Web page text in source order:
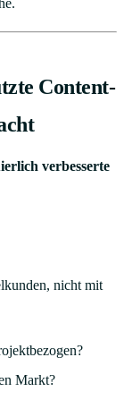
Content-
verbesserte
nicht mit
Markt?